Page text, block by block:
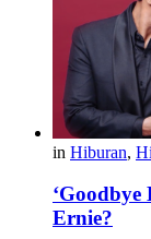
in Hiburan,
‘Goodbye
Ernie?